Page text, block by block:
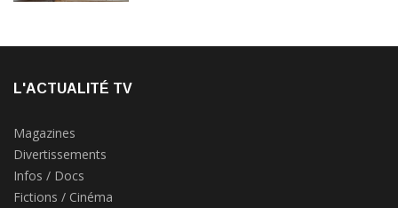
L'ACTUALITÉ TV
Magazines
Divertissements
Infos / Docs
Fictions / Cinéma